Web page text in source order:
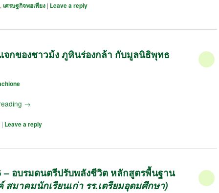
, เศรษฐกิจพอเพียง | Leave a reply
จกของชาวม้ง ภูหินร่องกล้า กับมูลนิธิพุทธ
→
| Leave a reply
– อบรมดนตรีปรับพลังชีวิต หลักสูตรพื้นฐาน
สมาคมนักเรียนเก่า รร.เตรียมอุดมศึกษา)